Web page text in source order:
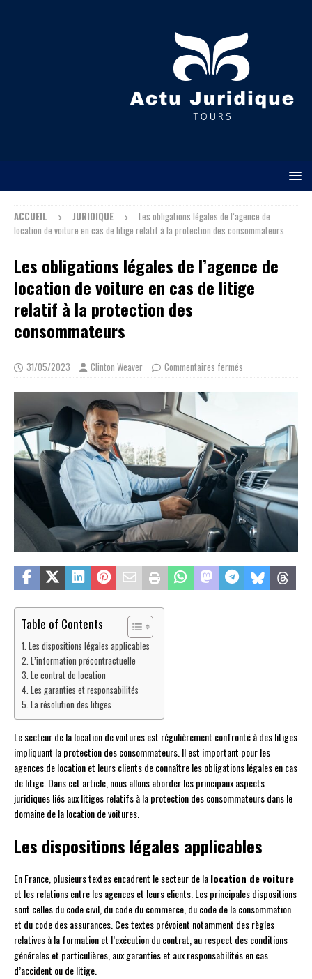
ACCUEIL JURIDIQUE
Les obligations légales de l’agence de
location de voiture en cas de litige relatif à la protection des consommateurs
Les obligations légales de l’agence de
location de voiture en cas de litige
relatif à la protection des
consommateurs
31/05/2023 Clinton Weaver Commentaires fermés
Table of Contents
Les dispositions légales applicables
L’information précontractuelle
Le contrat de location
Les garanties et responsabilités
La résolution des litiges
Le secteur de la location de voitures est régulièrement confronté à des litiges
impliquant la protection des consommateurs. Il est important pour les
agences de location et leurs clients de connaître les obligations légales en cas
de litige. Dans cet article, nous allons aborder les principaux aspects
juridiques liés aux litiges relatifs à la protection des consommateurs dans le
domaine de la location de voitures.
Les dispositions légales applicables
En France, plusieurs textes encadrent le secteur de lalocation de voiture
et les relations entre les agences et leurs clients. Les principales dispositions
sont celles du code civil, du code du commerce, du code de la consommation
et du code des assurances. Ces textes prévoient notamment des règles
relatives à la formation et l’exécution du contrat, au respect des conditions
générales et particulières, aux garanties et aux responsabilités en cas
d’accident ou de litige.